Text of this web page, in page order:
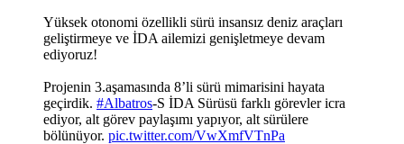
Yüksek otonomi özellikli sürü insansız deniz araçları
geliştirmeye ve İDA ailemizi genişletmeye devam
ediyoruz!
Projenin 3.aşamasında 8’li sürü mimarisini hayata
geçirdik. #Albatros-S İDA Sürüsü farklı görevler icra
ediyor, alt görev paylaşımı yapıyor, alt sürülere
bölünüyor. pic.twitter.com/VwXmfVTnPa